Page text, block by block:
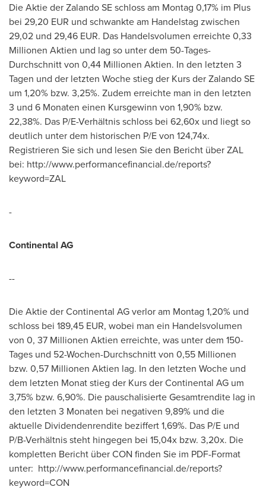
Die Aktie der Zalando SE schloss am Montag 0,17% im Plus
bei 29,20 EUR und schwankte am Handelstag zwischen
29,02 und 29,46 EUR. Das Handelsvolumen erreichte 0,33
Millionen Aktien und lag so unterdem 50-Tages-
Durchschnitt von 0,44 Millionen Aktien. In den letzten 3
Tagen und der letzten Woche stieg der Kurs der Zalando SE
um 1,20% bzw. 3,25%. Zudem erreichte man in den letzten
3 und 6 Monaten einen Kursgewinn von 1,90% bzw.
22,38%. Das P/E-Verhältnis schloss bei 62,60x und liegt so
deutlich unter dem historischen P/E von 124,74x.
Registrieren Sie sich und lesen Sie den Bericht über ZAL
bei: http://www.performancefinancial.de/reports?
keyword=ZAL
-
Continental AG
--
Die Aktie der Continental AG verlor am Montag 1,20% und
schloss bei 189,45 EUR, wobei man ein Handelsvolumen
von 0, 37 Millionen Aktien erreichte, was unterdem 150-
Tages und 52-Wochen-Durchschnitt von 0,55 Millionen
bzw. 0,57 Millionen Aktien lag. In den letzten Woche und
dem letzten Monat stieg der Kurs der Continental AG um
3,75% bzw. 6,90%. Die pauschalisierte Gesamtrendite lag in
den letzten 3 Monaten bei negativen 9,89% und die
aktuelle Dividendenrendite beziffert 1,69%. Das P/E und
P/B-Verhältnis steht hingegen bei 15,04x bzw. 3,20x. Die
kompletten Bericht über CON finden Sie im PDF-Format
unter: http://www.performancefinancial.de/reports?
keyword=CON